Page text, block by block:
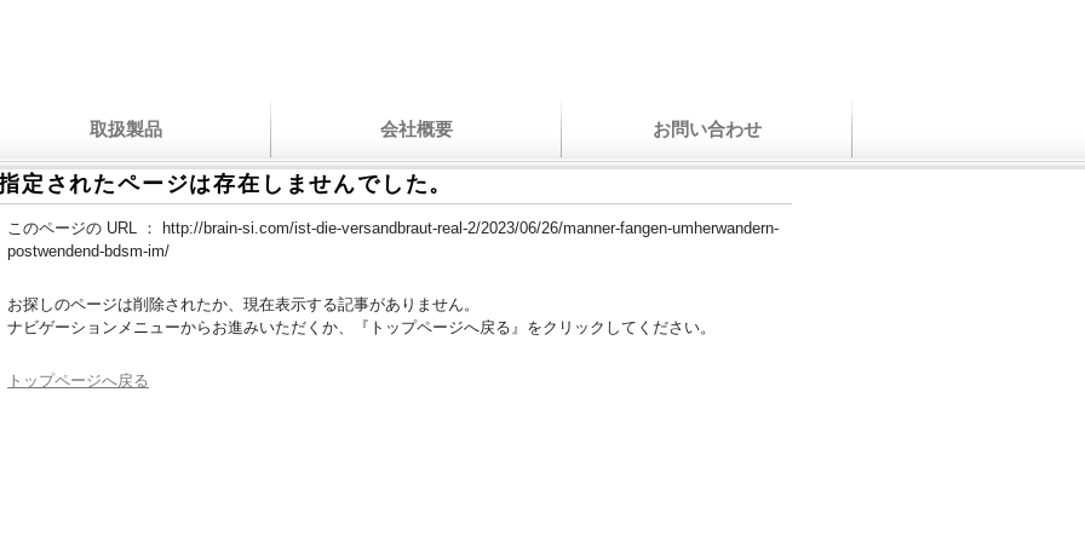
取扱製品 会社概要 お問い合わせ
定されたページは存在しませんでした。
このページの URL ：
http://brain-si.com/ist-die-versandbraut-real-2/2023/06/26/manner-fangen-umherwandern-
postwendend-bdsm-im/
お探しのページは削除されたか、現在表示する記事がありません。
ナビゲーションメニューからお進みいただくか、『トップページへ戻る』をクリックしてください。
トップページへ戻る